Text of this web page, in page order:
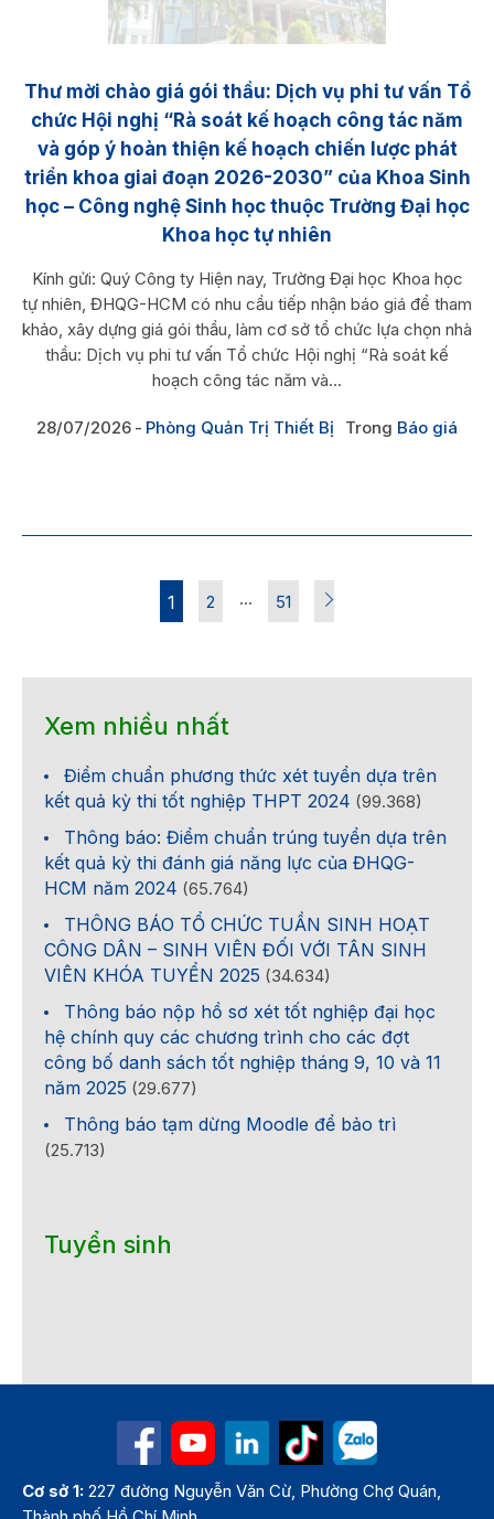
Thư mời chào giá gói thầu: Dịch vụ phi tư vấn Tổ
chức Hội nghị “Rà soát kế hoạch công tác năm
và góp ý hoàn thiện kế hoạch chiến lược phát
triển khoa giai đoạn 2026-2030” của Khoa Sinh
học – Công nghệ Sinh học thuộc Trường Đại học
Khoa học tự nhiên
Kính gửi: Quý Công ty Hiện nay, Trường Đại học Khoa học
tự nhiên, ĐHQG-HCM có nhu cầu tiếp nhận báo giá để tham
khảo, xây dựng giá gói thầu, làm cơ sở tổ chức lựa chọn nhà
thầu: Dịch vụ phi tư vấn Tổ chức Hội nghị “Rà soát kế
hoạch công tác năm và...
28/07/2026 Phòng Quản Trị Thiết Bị Trong Báo giá
1 2 … 51
Xem nhiều nhất
Điểm chuẩn phương thức xét tuyển dựa trên
kết quả kỳ thi tốt nghiệp THPT 2024 (99.368)
Thông báo: Điểm chuẩn trúng tuyển dựa trên
kết quả kỳ thi đánh giá năng lực của ĐHQG-
HCM năm 2024 (65.764)
THÔNG BÁO TỔ CHỨC TUẦN SINH HOẠT
CÔNG DÂN – SINH VIÊN ĐỐI VỚI TÂN SINH
VIÊN KHÓA TUYỂN 2025 (34.634)
Thông báo nộp hồ sơ xét tốt nghiệp đại học
hệ chính quy các chương trình cho các đợt
công bố danh sách tốt nghiệp tháng 9, 10 và 11
năm 2025 (29.677)
Thông báo tạm dừng Moodle để bảo trì
(25.713)
Tuyển sinh
Cơ sở 1: 227 đường Nguyễn Văn Cừ, Phường Chợ Quán,